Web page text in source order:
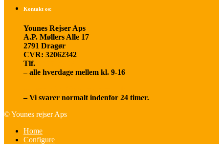
Kontakt os:
Younes Rejser Aps
A.P. Møllers Alle 17
2791 Dragør
CVR: 32062342
Tlf.
– alle hverdage mellem kl. 9-16
– Vi svarer normalt indenfor 24 timer.
© Younes rejser Aps
Home
Configure